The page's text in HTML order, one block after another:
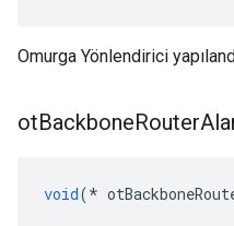
Omurga Yönlendirici
otBackboneRouter
void(*